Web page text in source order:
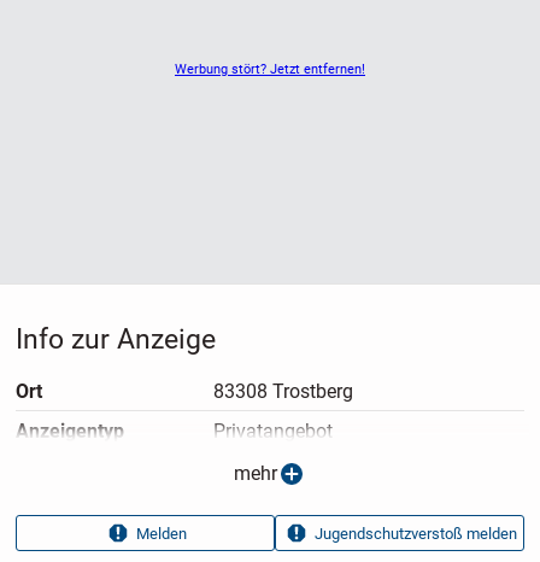
Werbung stört? Jetzt entfernen!
Info zur Anzeige
Ort
83308 Trostberg
Anzeigen­typ
Privatangebot
24.03.2026
Anzeigen­kennung
3fc0ab47
Aufrufe dieser
13
mehr
Melden Jugendschutzverstoß melden